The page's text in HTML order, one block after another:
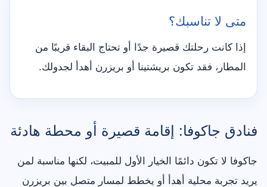
متى لا تناسبك؟
إذا كانت رحلتك قصيرة جدًا أو تحتاج البقاء قريبًا من
المطار، فقد تكون بريشتينا أو بريزرن أهدأ لجدولك.
فنادق جاكوفا: إقامة قصيرة أو محطة هادئة
جاكوفا لا تكون دائمًا الخيار الأول للمبيت، لكنها مناسبة لمن
يريد تجربة محلية أهدأ أو يخطط لمسار متصل بين بريزرن